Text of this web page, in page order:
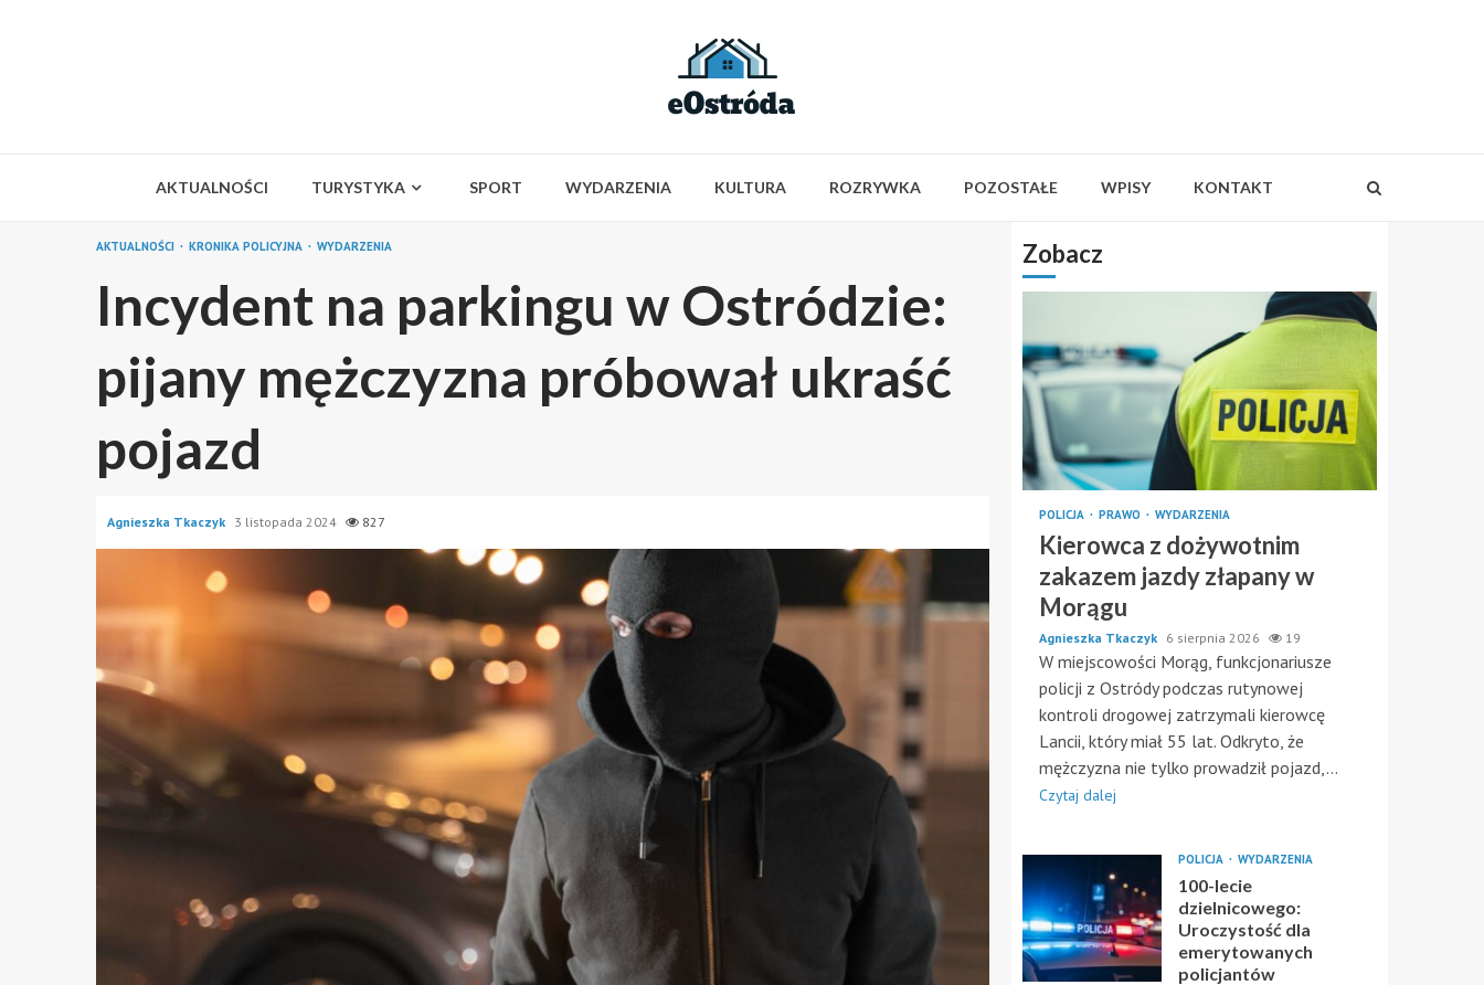
AKTUALNOŚCI TURYSTYKA SPORT WYDARZENIA KULTURA ROZRYWKA POZOSTAŁE WPISY KONTAKT
AKTUALNOŚCI KRONIKA POLICYJNA WYDARZENIA
Incydent na parkingu w Ostródzie:
pijany mężczyzna próbował ukraść
pojazd
Agnieszka Tkaczyk 3 listopada 2024 827
Zobacz
POLICJA PRAWO WYDARZENIA
Kierowca z dożywotnim
zakazem jazdy złapany w
Morągu
Agnieszka Tkaczyk 6 sierpnia 2026 19
W miejscowości Morąg, funkcjonariusze
policji z Ostródy podczas rutynowej
kontroli drogowej zatrzymali kierowcę
Lancii, który miał 55 lat. Odkryto, że
mężczyzna nie tylko prowadził pojazd,...
Czytaj dalej
POLICJA WYDARZENIA
100-lecie
dzielnicowego:
Uroczystość dla
emerytowanych
policjantów